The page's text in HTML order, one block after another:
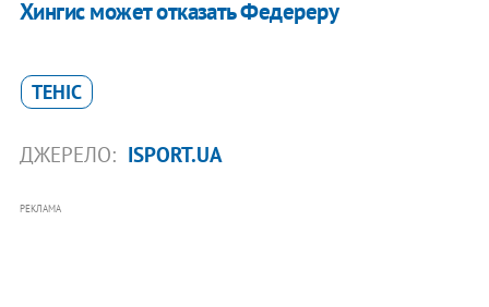
Хингис может отказать Федереру
ТЕНІС
ДЖЕРЕЛО: ISPORT.UA
РЕКЛАМА